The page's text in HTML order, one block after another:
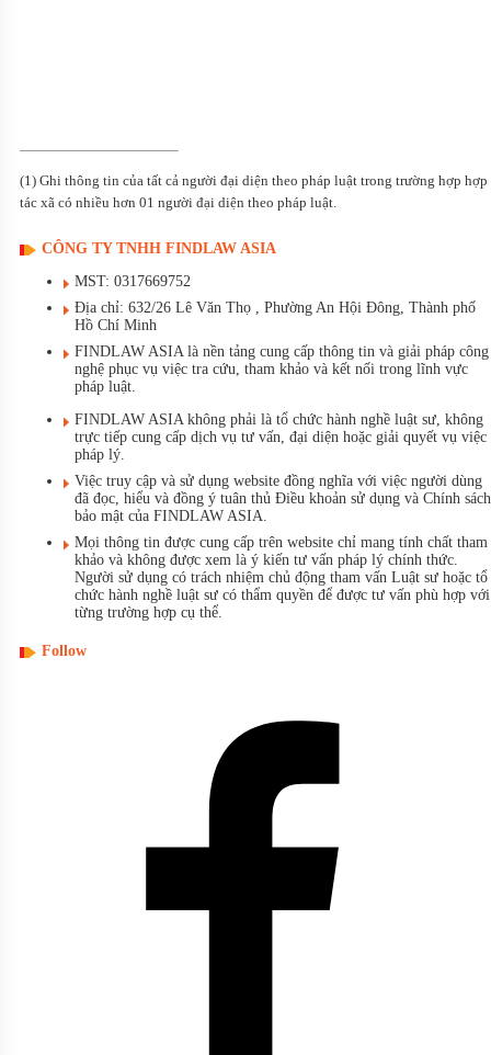
(1) Ghi thông tin của tất cả người đại diện theo pháp luật trong trường hợp hợp
tác xã có nhiều hơn 01 người đại diện theo pháp luật.
CÔNG TY TNHH FINDLAW ASIA
MST: 0317669752
Địa chỉ: 632/26 Lê Văn Thọ , Phường An Hội Đông, Thành phố
Hồ Chí Minh
FINDLAW ASIA là nền tảng cung cấp thông tin và giải pháp công
nghệ phục vụ việc tra cứu, tham khảo và kết nối trong lĩnh vực
pháp luật.
FINDLAW ASIA không phải là tổ chức hành nghề luật sư, không
trực tiếp cung cấp dịch vụ tư vấn, đại diện hoặc giải quyết vụ việc
pháp lý.
Việc truy cập và sử dụng website đồng nghĩa với việc người dùng
đã đọc, hiểu và đồng ý tuân thủ Điều khoản sử dụng và Chính sách
bảo mật của FINDLAW ASIA.
Mọi thông tin được cung cấp trên website chỉ mang tính chất tham
khảo và không được xem là ý kiến tư vấn pháp lý chính thức.
Người sử dụng có trách nhiệm chủ động tham vấn Luật sư hoặc tổ
chức hành nghề luật sư có thẩm quyền để được tư vấn phù hợp với
từng trường hợp cụ thể.
Follow